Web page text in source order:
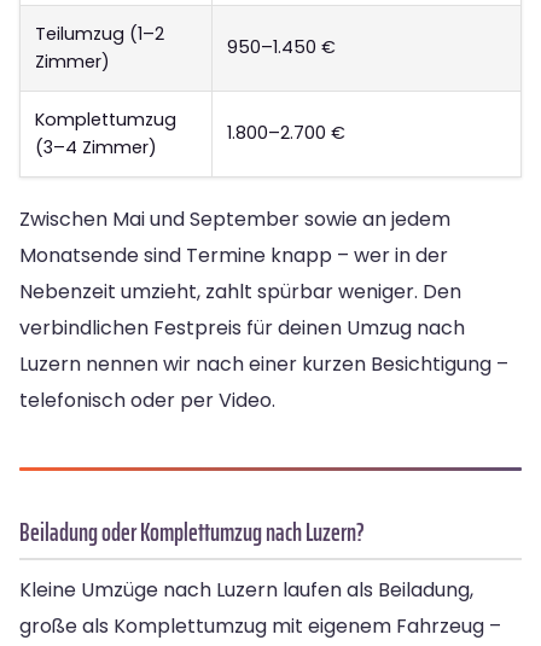
Teilumzug (1–2
Zimmer)
950–1.450 €
Komplettumzug
(3–4 Zimmer)
1.800–2.700 €
Zwischen Mai und September sowie an jedem
Monatsende sind Termine knapp – wer in der
Nebenzeit umzieht, zahlt spürbar weniger. Den
verbindlichen Festpreis für deinen Umzug nach
Luzern nennen wir nach einer kurzen Besichtigung –
telefonisch oder per Video.
Beiladung oder Komplettumzug nach Luzern?
Kleine Umzüge nach Luzern laufen als Beiladung,
große als Komplettumzug mit eigenem Fahrzeug –